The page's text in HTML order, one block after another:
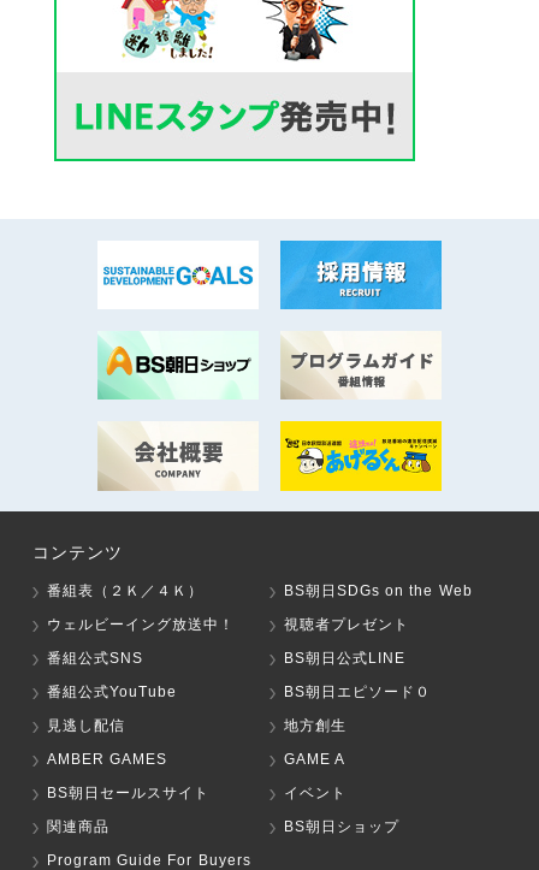
コンテンツ
番組表（２Ｋ／４Ｋ）
BS朝日SDGs on the Web
ウェルビーイング放送中！
視聴者プレゼント
番組公式SNS
BS朝日公式LINE
番組公式YouTube
BS朝日エピソード０
見逃し配信
地方創生
AMBER GAMES
GAME A
BS朝日セールスサイト
イベント
関連商品
BS朝日ショップ
Program Guide For Buyers